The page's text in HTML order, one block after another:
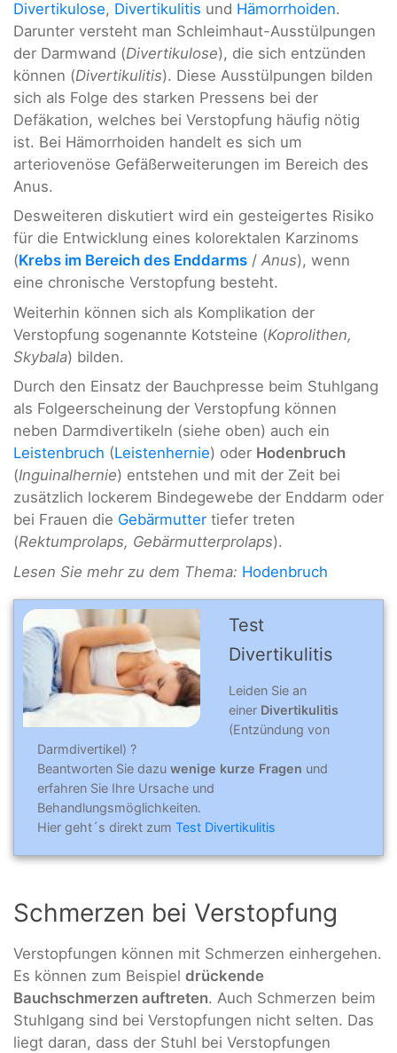
Divertikulose, Divertikulitis und Hämorrhoiden.
Darunter versteht man Schleimhaut-Ausstülpungen
der Darmwand (Divertikulose), die sich entzünden
können (Divertikulitis). Diese Ausstülpungen bilden
sich als Folge des starken Pressens bei der
Defäkation, welches bei Verstopfung häufig nötig
ist. Bei Hämorrhoiden handelt es sich um
arteriovenöse Gefäßerweiterungen im Bereich des
Anus.
Desweiteren diskutiert wird ein gesteigertes Risiko
für die Entwicklung eines kolorektalen Karzinoms
(Krebs im Bereich des Enddarms / Anus), wenn
eine chronische Verstopfung besteht.
Weiterhin können sich als Komplikation der
Verstopfung sogenannte Kotsteine (Koprolithen,
Skybala) bilden.
Durch den Einsatz der Bauchpresse beim Stuhlgang
als Folgeerscheinung der Verstopfung können
neben Darmdivertikeln (siehe oben) auch ein
Leistenbruch (Leistenhernie) oder Hodenbruch
(Inguinalhernie) entstehen und mit der Zeit bei
zusätzlich lockerem Bindegewebe der Enddarm oder
bei Frauen die Gebärmutter tiefer treten
(Rektumprolaps, Gebärmutterprolaps).
Lesen Sie mehr zu dem Thema: Hodenbruch
Test
Divertikulitis
Leiden Sie an
einer Divertikulitis
(Entzündung von
Darmdivertikel) ?
Beantworten Sie dazu wenige kurze Fragen und
erfahren Sie Ihre Ursache und
Behandlungsmöglichkeiten.
Hier geht´s direkt zum Test Divertikulitis
Schmerzen bei Verstopfung
Verstopfungen können mit Schmerzen einhergehen.
Es können zum Beispiel drückende
Bauchschmerzen auftreten. Auch Schmerzen beim
Stuhlgang sind bei Verstopfungen nicht selten. Das
liegt daran, dass der Stuhl bei Verstopfungen